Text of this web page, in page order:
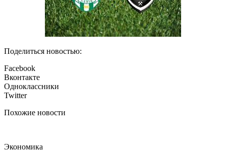
Поделиться новостью:
Facebook
Вконтакте
Одноклассники
Twitter
Похожие новости
Экономика